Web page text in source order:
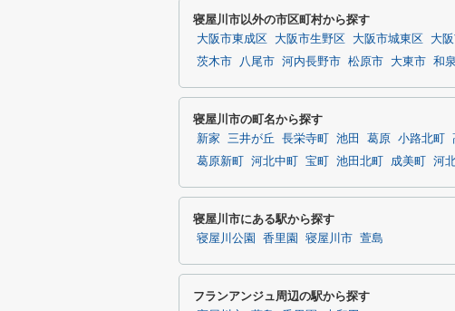
寝屋川市以外の市区町村から探す
大阪市東成区 大阪市生野区 大阪市城東区 大
茨木市
八尾市 河内長野市 松原市 大東市 和
寝屋川市の町名から探す
新家 三井が丘 長栄寺町 池田 葛原 小路北町
葛原新町
河北中町 宝町 池田北町 成美町 河
寝屋川市にある駅から探す
寝屋川公園 香里園 寝屋川市 萱島
フランアンジュ周辺の駅から探す